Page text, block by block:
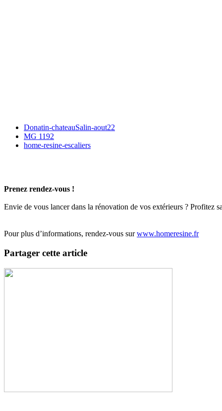
Donatin-chateauSalin-aout22
MG 1192
home-resine-escaliers
Prenez rendez-vous !
Envie de vous lancer dans la rénovation de vos extérieurs ? Profitez
Pour plus d’informations, rendez-vous surwww.homeresine.fr
Partager cette article